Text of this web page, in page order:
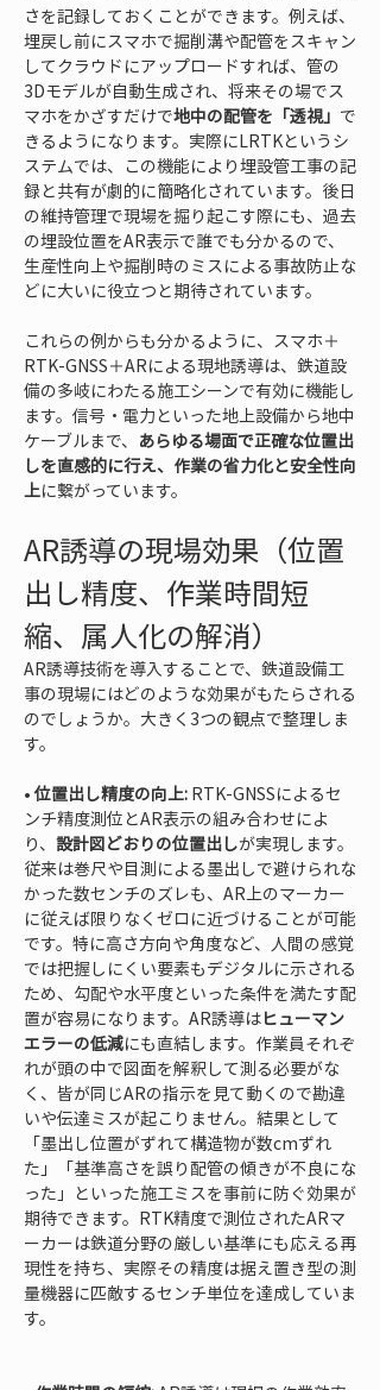
さを記録しておくことができます。例えば、
埋戻し前にスマホで掘削溝や配管をスキャン
してクラウドにアップロードすれば、管の
3Dモデルが自動生成され、将来その場でス
マホをかざすだけで地中の配管を「透視」 で
きるようになります。実際にLRTKというシ
ステムでは、この機能により埋設管工事の記
録と共有が劇的に簡略化されています。後日
の維持管理で現場を掘り起こす際にも、過去
の埋設位置をAR表示で誰でも分かるので、
生産性向上や掘削時のミスによる事故防止な
どに大いに役立つと期待されています。
これらの例からも分かるように、スマホ＋
RTK-GNSS＋ARによる現地誘導は、鉄道設
備の多岐にわたる施工シーンで有効に機能し
ます。信号・電力といった地上設備から地中
ケーブルまで、 あらゆる場面で正確な位置出
しを直感的に行え、作業の省力化と安全性向
上に繋がっています。
AR誘導の現場効果（位置
出し精度、作業時間短
縮、属人化の解消）
AR誘導技術を導入することで、鉄道設備工
事の現場にはどのような効果がもたらされる
のでしょうか。大きく3つの観点で整理しま
す。
• 位置出し精度の向上: RTK-GNSSによるセ
ンチ精度測位とAR表示の組み合わせによ
り、 設計図どおりの位置出しが実現します。
従来は巻尺や目測による墨出しで避けられな
かった数センチのズレも、AR上のマーカー
に従えば限りなくゼロに近づけることが可能
です。特に高さ方向や角度など、人間の感覚
では把握しにくい要素もデジタルに示される
ため、勾配や水平度といった条件を満たす配
置が容易になります。AR誘導はヒューマン
エラーの低減にも直結します。作業員それぞ
れが頭の中で図面を解釈して測る必要がな
く、皆が同じARの指示を見て動くので勘違
いや伝達ミスが起こりません。結果として
「墨出し位置がずれて構造物が数cmずれ
た」「基準高さを誤り配管の傾きが不良にな
った」といった施工ミスを事前に防ぐ効果が
期待できます。RTK精度で測位されたARマ
ーカーは鉄道分野の厳しい基準にも応える再
現性を持ち、実際その精度は据え置き型の測
量機器に匹敵するセンチ単位を達成していま
す。